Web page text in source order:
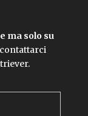
ma solo su